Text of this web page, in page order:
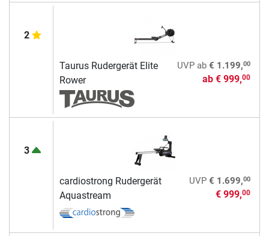
2
Taurus Rudergerät Elite
Rower
UVPab € 1.199,00
ab € 999,00
3
cardiostrong Rudergerät
Aquastream
UVP € 1.699,00
€ 999,00